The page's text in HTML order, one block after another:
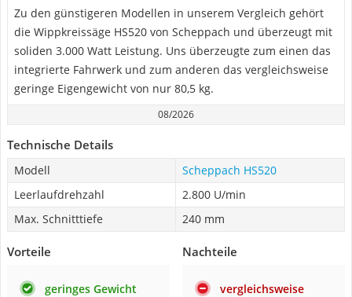
Zu den günstigeren Modellen in unserem Vergleich gehört
die Wippkreissäge HS520 von Scheppach und überzeugt mit
soliden 3.000 Watt Leistung. Uns überzeugte zum einen das
integrierte Fahrwerk und zum anderen das vergleichsweise
geringe Eigengewicht von nur 80,5 kg.
08/2026
Technische Details
Modell
Scheppach HS520
Leerlaufdrehzahl
2.800 U/min
Max. Schnitttiefe
240 mm
Vorteile
geringes Gewicht
Nachteile
vergleichsweise